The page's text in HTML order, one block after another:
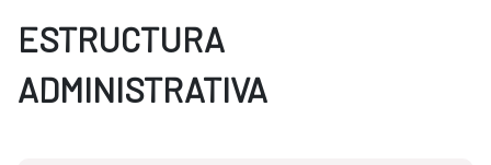
ESTRUCTURA
ADMINISTRATIVA